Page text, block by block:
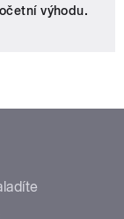
výhodu.